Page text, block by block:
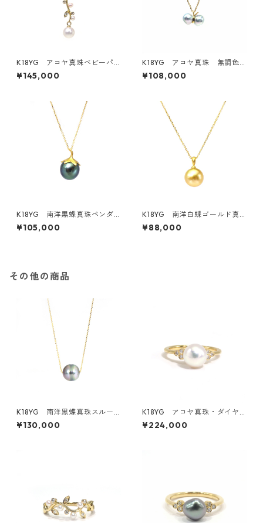
K18YG アコヤ真珠ベビーパ
ール・ダイヤモンドペンダン
トトップ《Moe》（KR71110）
¥145,000
K18YG アコヤ真珠 無調色
ナチュラルブルーグレー ペ
ンダントネックレス《てふて
¥108,000
K18YG 南洋黒蝶真珠ペンダ
ントトップ《賀茂なす》（KR8
0405）
¥105,000
K18YG 南洋白蝶ゴールド真
珠ペンダントトップ 10.0ｍ
ｍ 奄美大島 産地証明付（K
¥88,000
その他の商品
K18YG 南洋黒蝶真珠スルー
ネックレス 11.7ｍｍ（ KR50
708）
¥130,000
K18YG アコヤ真珠・ダイヤ
モンドリング（KR61020）
¥224,000